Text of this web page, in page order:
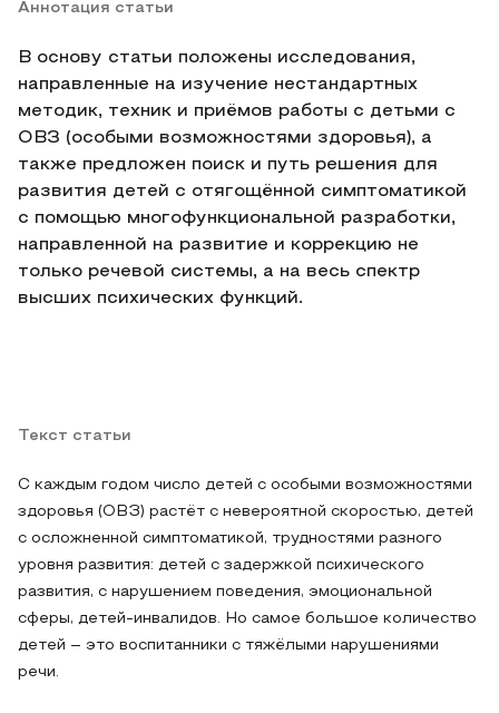
Аннотация статьи
В основу статьи положены исследования,
направленные на изучение нестандартных
методик, техник и приёмов работы с детьми с
ОВЗ (особыми возможностями здоровья), а
также предложен поиск и путь решения для
развития детей с отягощённой симптоматикой
с помощью многофункциональной разработки,
направленной на развитие и коррекцию не
только речевой системы, а на весь спектр
высших психических функций.
Текст статьи
С каждым годом число детей с особыми возможностями
здоровья (ОВЗ) растёт с невероятной скоростью, детей
с осложненной симптоматикой, трудностями разного
уровня развития: детей с задержкой психического
развития, с нарушением поведения, эмоциональной
сферы, детей-инвалидов. Но самое большое количество
детей – это воспитанники с тяжёлыми нарушениями
речи.